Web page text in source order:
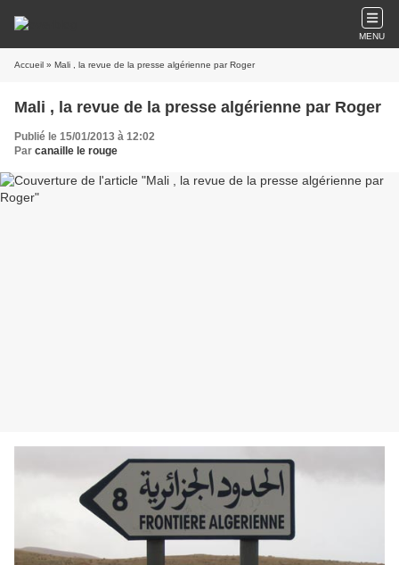
MENU
Accueil » Mali , la revue de la presse algérienne par Roger
Mali , la revue de la presse algérienne par Roger
Publié le 15/01/2013 à 12:02
Par canaille le rouge